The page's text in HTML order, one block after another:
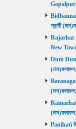
Gopalpur
প্রার্থী
Rajarhat
New Town
Dum Dum
Baranagar
Kamarhati
Panihati